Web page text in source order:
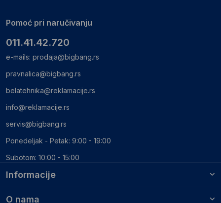
Informacije
O nama
Pomoć pri naručivanju
011.41.42.720
e-mails: prodaja@bigbang.rs
pravnalica@bigbang.rs
belatehnika@reklamacije.rs
info@reklamacije.rs
servis@bigbang.rs
Ponedeljak - Petak: 9:00 - 19:00
Subotom: 10:00 - 15:00